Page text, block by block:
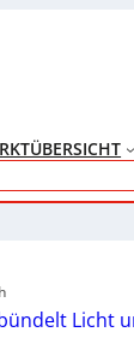
Licht